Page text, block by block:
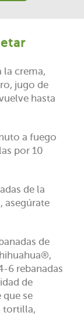
la crema,
jugo de
hasta
a fuego
por 10
de la
asegúrate
de
6 rebanadas
de
que se
tortilla,